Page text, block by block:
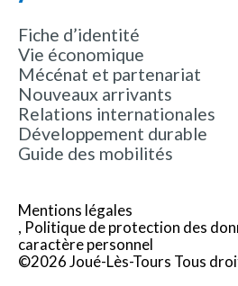
Fiche d’identité
Vie économique
Mécénat et partenariat
Nouveaux arrivants
Relations internationales
Développement durable
Guide des mobilités
Mentions légales
Politique de protection des
caractère personnel
©2026 Joué-Lès-Tours Tous